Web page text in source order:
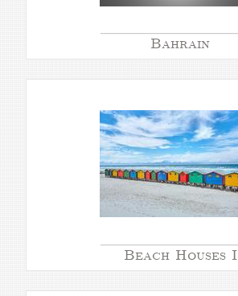
Bahrain
Beach Houses I